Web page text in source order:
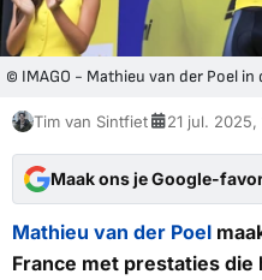
© IMAGO - Mathieu van der Poel in
Tim van Sintfiet 21 jul. 2025,
Maak ons je Google-
Mathieu van der Poel
France met prestaties die